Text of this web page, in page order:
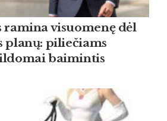
ramina visuomenę dėl
planų: piliečiams
baimintis